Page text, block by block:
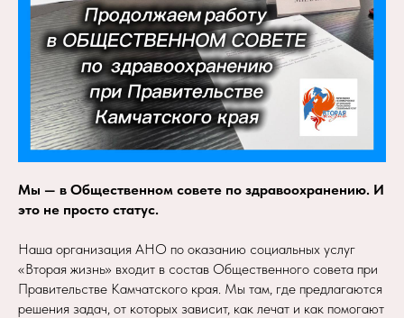
Мы — в Общественном совете по здравоохранению. И
это не просто статус.
Наша организация АНО по оказанию социальных услуг
«Вторая жизнь» входит в состав Общественного совета при
Правительстве Камчатского края. Мы там, где предлагаются
решения задач, от которых зависит, как лечат и как помогают